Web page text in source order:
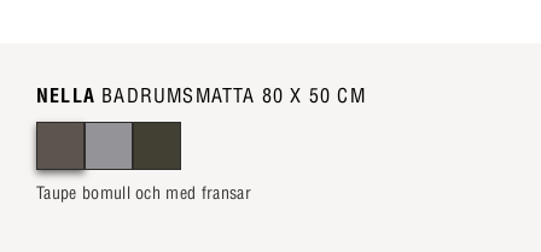
NELLA BADRUMSMATTA 80 X 50 CM
Taupe bomull och med fransar